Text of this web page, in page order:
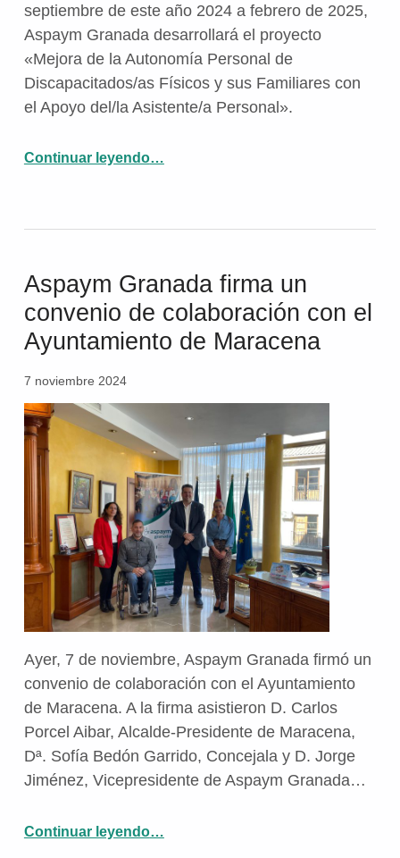
septiembre de este año 2024 a febrero de 2025,
Aspaym Granada desarrollará el proyecto
«Mejora de la Autonomía Personal de
Discapacitados/as Físicos y sus Familiares con
el Apoyo del/la Asistente/a Personal».
Continuar leyendo“Aspaym Granada desarrollará durante 2024 un proyecto de Asistencia Personal”
…
Aspaym Granada firma un
convenio de colaboración con el
Ayuntamiento de Maracena
7 noviembre 2024
Ayer, 7 de noviembre, Aspaym Granada firmó un
convenio de colaboración con el Ayuntamiento
de Maracena. A la firma asistieron D. Carlos
Porcel Aibar, Alcalde-Presidente de Maracena,
Dª. Sofía Bedón Garrido, Concejala y D. Jorge
Jiménez, Vicepresidente de Aspaym Granada…
Continuar leyendo“Aspaym Granada firma un convenio de colaboración con el Ayuntamiento de Maracena”
…